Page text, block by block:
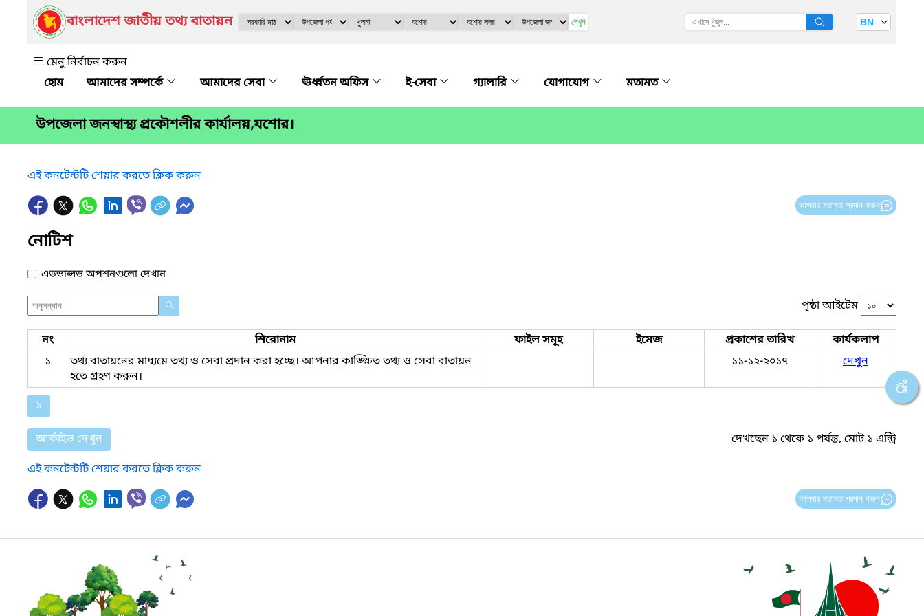
বাংলাদেশ জাতীয় তথ্য বাতায়ন দেখুন BN
মেনু নির্বাচন করুন
আমাদের সম্পর্কে
আমাদের সেবা ঊর্ধ্বতন অফিস ই-সেবা গ্যালারি যোগাযোগ মতামত
উপজেলা জনস্বাস্থ্য প্রকৌশলীর কার্যালয়,যশোর।
এই কনটেন্টটি শেয়ার করতে ক্লিক করুন
আপনার মতামত প্রদান করুন
নোটিশ
এডভান্সড অপশনগুলো দেখান
পৃষ্ঠা আইটেম
নং শিরোনাম ফাইল সমূহ ইমেজ প্রকাশের তারিখ
কার্যকলাপ
১
তথ্য বাতায়নের মাধ্যমে তথ্য ও সেবা প্রদান করা হচ্ছে। আপনার কাঙ্ক্ষিত তথ্য ও সেবা বাতায়ন
হতে গ্রহণ করুন।
১১-১২-২০১৭ দেখুন
১
আর্কাইভ দেখুন
দেখছেন ১ থেকে ১ পর্যন্ত, মোট ১ এন্ট্রি
এই কনটেন্টটি শেয়ার করতে ক্লিক করুন
আপনার মতামত প্রদান করুন